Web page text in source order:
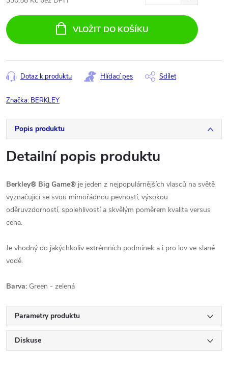
cena:
VLOŽIT DO KOŠÍKU
Dotaz k produktu Hlídací pes Sdílet
Značka: BERKLEY
Popis produktu
Detailní popis produktu
Berkley® Big Game® je jeden z nejpopulárnějších vlasců na světě
vyznačující se svou mimořádnou pevností, výsokou
oděruvzdorností, spolehlivostí a skvělým poměrem kvalita versus
cena.
Je vhodný do jakýchkoliv extrémních podmínek a i pro lov ve slané
vodě.
Barva: Green - zelená
Parametry produktu
Diskuse